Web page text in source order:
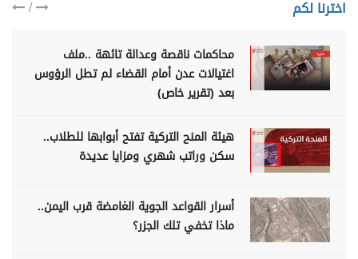
اخترنا لكم /
محاكمات ناقصة وعدالة تائهة ..ملف
اغتيالات عدن أمام القضاء لم تطل الرؤوس
بعد (تقرير خاص)
هيئة المنح التركية تفتح أبوابها للطلاب..
سكن وراتب شهري ومزايا عديدة
أسرار القواعد الجوية الغامضة قرب اليمن..
ماذا تخفي تلك الجزر؟